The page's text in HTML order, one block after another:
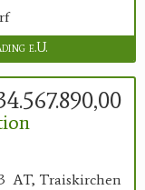
e.U.
€
AT, Traiskirchen